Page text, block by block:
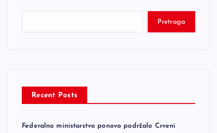
Pretraga
Recent Posts
Federalno ministarstvo ponovo podržalo Crveni